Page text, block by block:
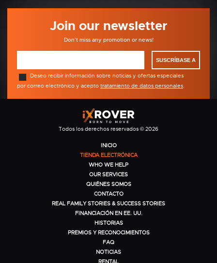
Join our newsletter
Don't miss any promotion or news!
SUSCRÍBASE A
Deseo recibir información sobre noticias y ofertas especiales
por correo electrónico y acepto tratamiento de datos personales.
Todos los derechos reservados © 2026
INICIO
TIENDA ELECTRÓNICA
WHO WE HELP
OUR SERVICES
QUIÉNES SOMOS
CONTACTO
REAL FAMILY STORIES & SUCCESS STORIES
FINANCIACIÓN EN EE. UU.
HISTORIAS
PREMIOS Y RECONOCIMIENTOS
FAQ
NOTICIAS
RENTAL